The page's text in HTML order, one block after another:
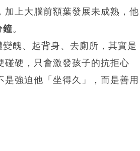
加上大腦前額葉發展未成熟，他
鐘。
醜、起背身、去廁所，其實是
碰硬，只會激發孩子的抗拒心
強迫他「坐得久」，而是善用